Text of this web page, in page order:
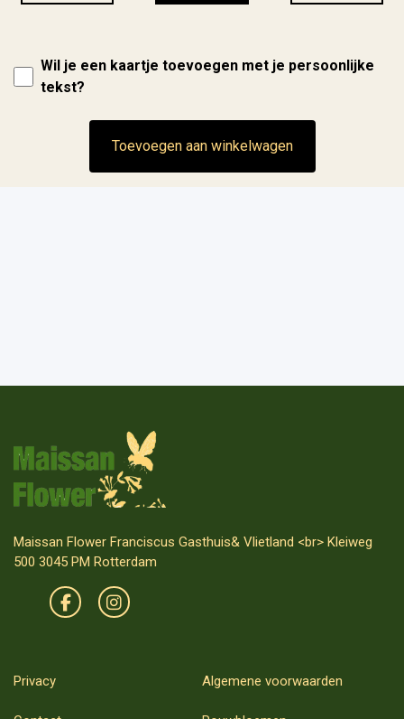
Wil je een kaartje toevoegen met je persoonlijke
tekst?
Toevoegen aan winkelwagen
Maissan Flower Franciscus Gasthuis& Vlietland <br> Kleiweg
500 3045 PM Rotterdam
Privacy Algemene voorwaarden